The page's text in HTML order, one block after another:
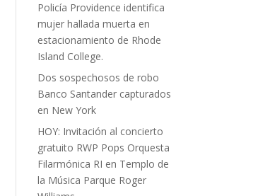
Policía Providence identifica
mujer hallada muerta en
estacionamiento de Rhode
Island College.
Dos sospechosos de robo
Banco Santander capturados
en New York
HOY: Invitación al concierto
gratuito RWP Pops Orquesta
Filarmónica RI en Templo de
la Música Parque Roger